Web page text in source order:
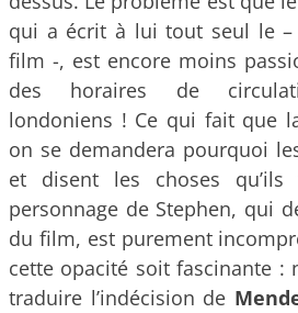
qui a écrit à lui tout seul le
film -, est encore moins
des horaires de
londoniens ! Ce qui fait que
on se demandera pourquoi
et disent les choses
personnage de Stephen, qui
du film, est purement
cette opacité soit fascinante :
traduire l’indécision de